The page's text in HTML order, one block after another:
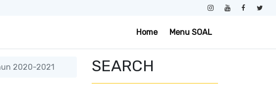
Home Menu SOAL
2020-2021 SEARCH